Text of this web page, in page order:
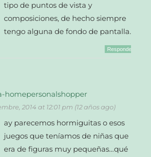
tipo de puntos de vista y
composiciones, de hecho siempre
tengo alguna de fondo de pantalla.
Responder
homepersonalshopper
2014 at 12:01 pm (12 años ago)
ay parecemos hormiguitas o esos
juegos que teníamos de niñas que
era de figuras muy pequeñas…qué